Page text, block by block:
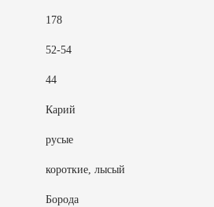
178
52-54
44
Карий
русые
короткие, лысый
Борода